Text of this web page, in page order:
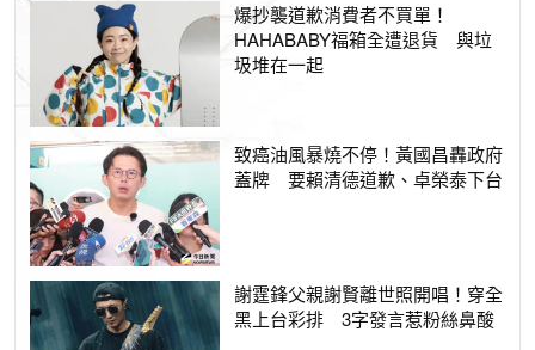
爆抄襲道歉消費者不買單！
HAHABABY福箱全遭退貨 與垃
圾堆在一起
致癌油風暴燒不停！黃國昌轟政府
蓋牌 要賴清德道歉、卓榮泰下台
謝霆鋒父親謝賢離世照開唱！穿全
黑上台彩排 3字發言惹粉絲鼻酸